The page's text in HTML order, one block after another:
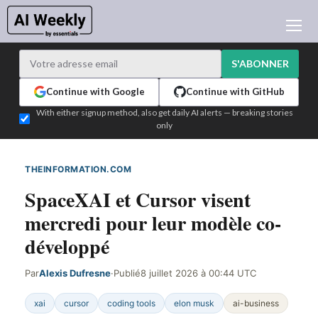
APPRENDRE L'IA
L'ACTU IA DU JOUR
TEST EDITION BUILDER
CONNEXION
S'ABONNER
Continue with Google Continue with GitHub
With either signup method, also get daily AI alerts — breaking stories
only
THEINFORMATION.COM
SpaceXAI et Cursor visent
mercredi pour leur modèle co-
développé
ParAlexis Dufresne·Publié8 juillet 2026 à 00:44 UTC
xai cursor coding tools elon musk ai-business